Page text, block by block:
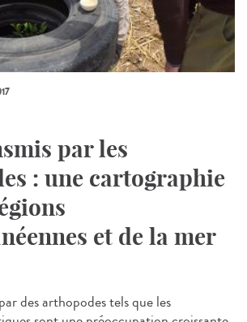
par les
: une cartographie
et de la mer
des arthopodes tels que les